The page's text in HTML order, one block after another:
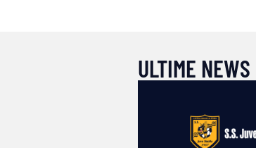
ULTIME NEWS